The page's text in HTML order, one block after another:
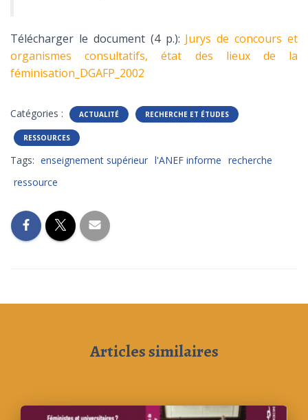
Télécharger le document (4 p.): Jurys de concours et
organismes consultatifs, état des lieux de la
féminisation_DGAFP_2002
Catégories : ACTUALITÉ RECHERCHE ET ÉTUDES
RESSOURCES
Tags: enseignement supérieur l'ANEF informe recherche
ressource
Articles similaires